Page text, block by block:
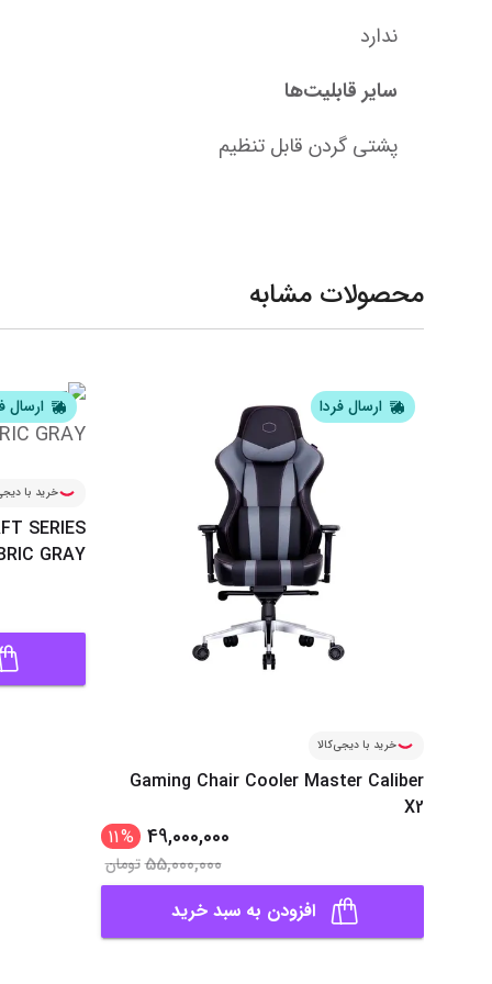
ندارد
سایر قابلیت‌ها
پشتی گردن قابل تنظیم
محصولات مشابه
ارسال فردا
خرید با دیجی‌کالا
Gaming Chair Cooler Master Caliber
X2
49,000,000
%
11
55,000,000تومان
افزودن به سبد خرید
ارسال
خرید با
SERIES
GRAY